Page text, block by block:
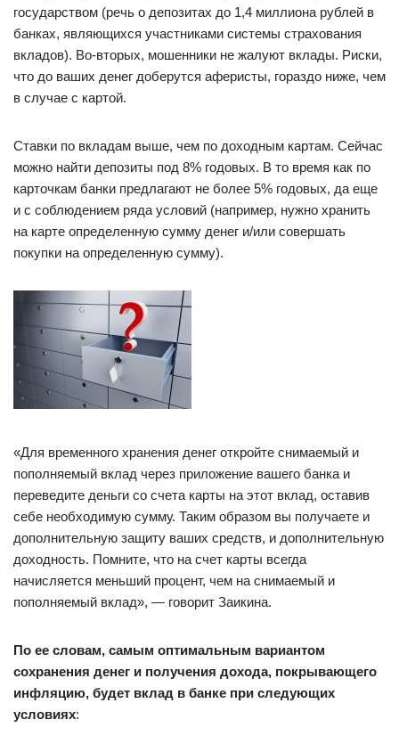
государством (речь о депозитах до 1,4 миллиона рублей в
банках, являющихся участниками системы страхования
вкладов). Во-вторых, мошенники не жалуют вклады. Риски,
что до ваших денег доберутся аферисты, гораздо ниже, чем
в случае с картой.
Ставки по вкладам выше, чем по доходным картам. Сейчас
можно найти депозиты под 8% годовых. В то время как по
карточкам банки предлагают не более 5% годовых, да еще
и с соблюдением ряда условий (например, нужно хранить
на карте определенную сумму денег и/или совершать
покупки на определенную сумму).
«Для временного хранения денег откройте снимаемый и
пополняемый вклад через приложение вашего банка и
переведите деньги со счета карты на этот вклад, оставив
себе необходимую сумму. Таким образом вы получаете и
дополнительную защиту ваших средств, и дополнительную
доходность. Помните, что на счет карты всегда
начисляется меньший процент, чем на снимаемый и
пополняемый вклад», — говорит Заикина.
По ее словам, самым оптимальным вариантом
сохранения денег и получения дохода, покрывающего
инфляцию, будет вклад в банке при следующих
условиях: